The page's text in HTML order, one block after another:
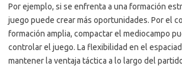
Por ejemplo, si se enfrenta a una formación
juego puede crear más oportunidades. Por el
formación amplia, compactar el mediocampo
controlar el juego. La flexibilidad en el
mantener la ventaja táctica a lo largo del